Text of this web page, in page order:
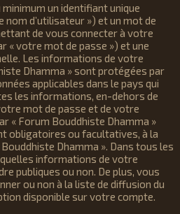
un identifiant unique
nom d’utilisateur ») et un mot de
de vous connecter à votre
« votre mot de passe ») et une
Les informations de votre
Dhamma » sont protégées par
applicables dans le pays qui
les informations, en-dehors de
mot de passe et de votre
« Forum Bouddhiste Dhamma »
obligatoires ou facultatives, à la
Dhamma ». Dans tous les
informations de votre
publiques ou non. De plus, vous
ou non à la liste de diffusion du
disponible sur votre compte.